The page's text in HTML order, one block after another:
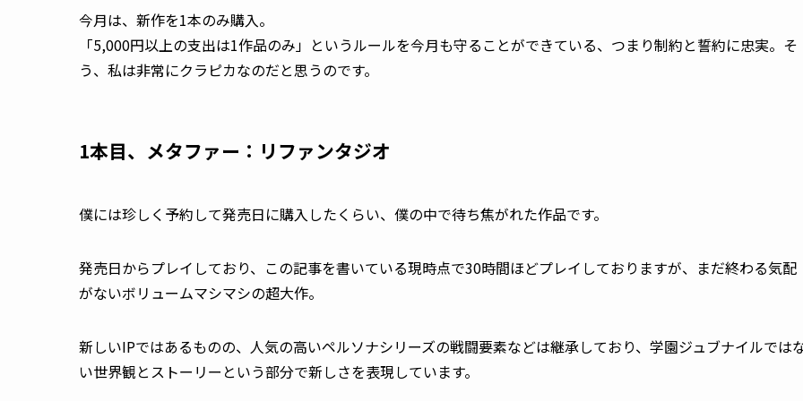
今月は、新作を1本のみ購入。
「5,000円以上の支出は1作品のみ」 というルールを今月も守ることができている、つまり制約と誓約に忠実。そ
う、私は非常にクラピカなのだと思うのです。
1本目、 メタファー：リファンタジオ
僕には珍しく予約して発売日に購入したくらい、僕の中で待ち焦がれた作品です。
発売日からプレイしており、この記事を書いている現時点で30時間ほどプレイしておりますが、まだ終わる気配
がないボリュームマシマシの超大作。
新しいIPではあるものの、人気の高いペルソナシリーズの戦闘要素などは継承しており、学園ジュブナイルでは
い世界観とストーリーという部分で新しさを表現しています。